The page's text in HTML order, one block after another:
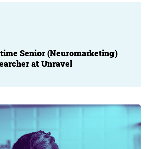
Senior (Neuromarketing)
at Unravel